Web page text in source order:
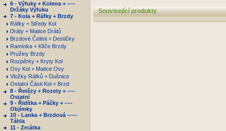
6 - Výfuky + Kolena + ----
Držáky Výfuku
7 - Kola + Ráfky + Brzdy
Ráfky + Středy Kol
Dráty + Matice Drátů
Brzdové Čelisti + Destičky
Ramínka + Klíče Brzdy
Pružiny Brzdy
Rozpěrky + Kryty Kol
Osy Kol + Matice Osy
Vložky Ráfků + Dušnice
Ostatní Části Kol + Brzd
8 - Řetězy + Rozety + ----
Ostatní
9 - Řidítka + Páčky + ----
Objímky
10 - Lanka + Brzdová -----
Táhla
11 - Zrcátka
Související produkty